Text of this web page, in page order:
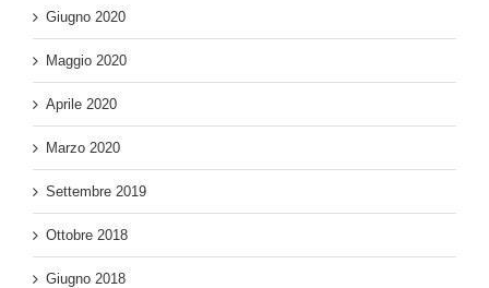
Giugno 2020
Maggio 2020
Aprile 2020
Marzo 2020
Settembre 2019
Ottobre 2018
Giugno 2018